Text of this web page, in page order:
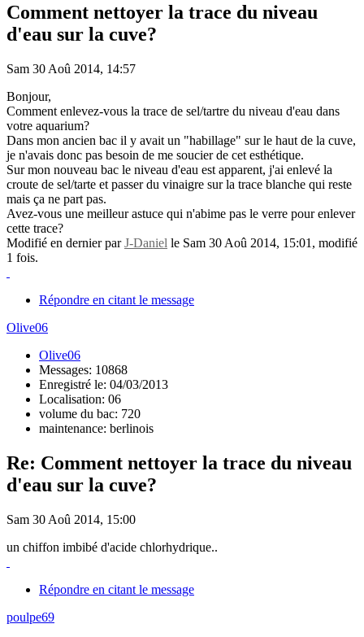
Comment nettoyer la trace du niveau
d'eau sur la cuve?
Sam 30 Aoû 2014, 14:57
Bonjour,
Comment enlevez-vous la trace de sel/tartre du niveau d'eau dans
votre aquarium?
Dans mon ancien bac il y avait un "habillage" sur le haut de la cuve,
je n'avais donc pas besoin de me soucier de cet esthétique.
Sur mon nouveau bac le niveau d'eau est apparent, j'ai enlevé la
croute de sel/tarte et passer du vinaigre sur la trace blanche qui reste
mais ça ne part pas.
Avez-vous une meilleur astuce qui n'abime pas le verre pour enlever
cette trace?
Modifié en dernier parJ-Daniel le Sam 30 Aoû 2014, 15:01, modifié
1 fois.
Répondre en citant le message
Olive06
Olive06
Messages: 10868
Enregistré le: 04/03/2013
Localisation: 06
volume du bac: 720
maintenance: berlinois
Re: Comment nettoyer la trace du niveau
d'eau sur la cuve?
Sam 30 Aoû 2014, 15:00
un chiffon imbibé d'acide chlorhydrique..
Répondre en citant le message
poulpe69